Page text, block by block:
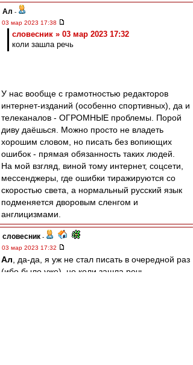
Ал -
03 мар 2023 17:38
словесник » 03 мар 2023 17:32
коли зашла речь
У нас вообще с грамотностью редакторов
интернет-изданий (особенно спортивных), да и
телеканалов - ОГРОМНЫЕ проблемы. Порой
диву даёшься. Можно просто не владеть
хорошим словом, но писать без вопиющих
ошибок - прямая обязанность таких людей.
На мой взгляд, виной тому интернет, соцсети,
мессенджеры, где ошибки тиражируются со
скоростью света, а нормальный русский язык
подменяется дворовым сленгом и
англицизмами.
словесник -
03 мар 2023 17:32
Ал , да-да, я уж не стал писать в очередной раз
(ибо было уже), но коли зашла речь...